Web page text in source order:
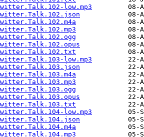
low.mp3
low.mp3
low.mp3